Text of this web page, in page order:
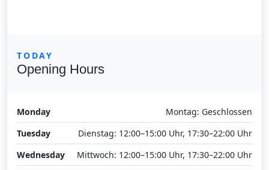
TODAY
Opening Hours
Monday
Montag: Geschlossen
Tuesday
Dienstag: 12:00–15:00 Uhr, 17:30–22:00 Uhr
Wednesday
Mittwoch: 12:00–15:00 Uhr, 17:30–22:00 Uhr